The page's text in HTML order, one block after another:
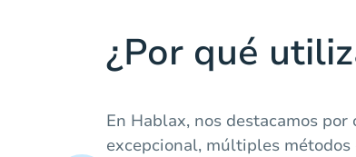
¿Por qué
En Hablax, nos destacamos
excepcional, múltiples